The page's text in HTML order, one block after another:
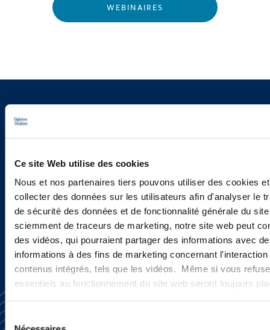
Ce site Web utilise des cookies
Nous et nos partenaires tiers pouvons utiliser des cookies
collecter des données sur les utilisateurs afin d'analyser le
de sécurité des données et de fonctionnalité générale du
sciemment de traceurs de marketing, notre site web peut
des vidéos, qui pourraient partager des informations avec
informations à des fins de marketing concernant
contenus intégrés, tels que les vidéos. Même si vous
essentiels au fonctionnement du site web seront toujours
WEBINAIRES
Vous souhaitez recevoir nos
newsletters, informations et
actualités ?
INSCRIVEZ-VOUS ICI